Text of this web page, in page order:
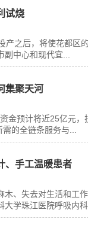
试烧
之后，将使花都区
中心和现代宜...
集聚天河
预计将近25亿元，
的全链条服务与...
、手工温暖患者
、失去对生活和工
学珠江医院呼吸内科